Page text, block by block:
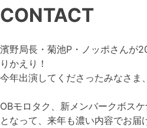
CONTACT
濱野局長・菊池P・ノッポさんが
りかえり！
今年出演してくださったみなさま
OBモロタク、新メンバークボス
となって、来年も濃い内容でお届